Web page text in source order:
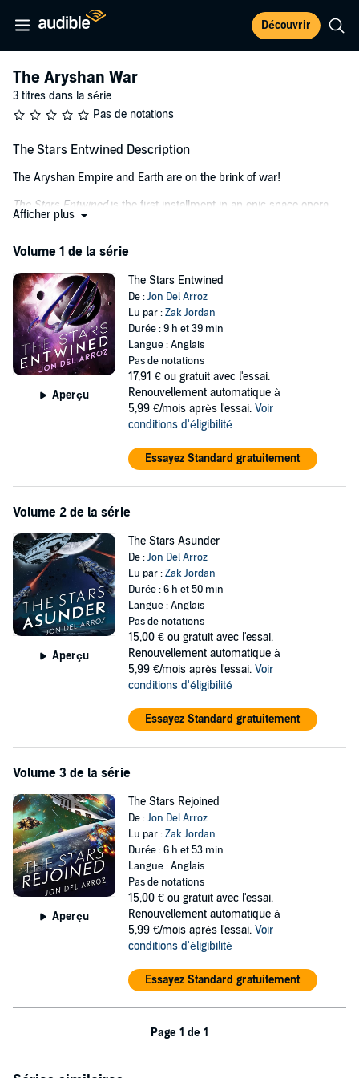
Découvrir
The Aryshan War
3 titres dans la série
Pas de notations
The Stars Entwined Description
The Aryshan Empire and Earth are on the brink of war!
The Stars Entwinedis the first installment in an epic space opera
series by multiple award-nominated science-fiction writer Jon Del
Larson, then you’ll love this epic adventure with action, intrigue, and
After several recent attacks along the border of Aryshan space,
internal affairs agent Sean Barrows is brought to Palmer Station to
ensure the Interplanetary Navy’s on the right track in their terrorism
investigations. What he discovers could lead to the biggest war the
galaxy has ever seen. Sean’s work leads him to his most dangerous
assignment yet—into the heart of Aryshan territory as a spy.
Meanwhile, Aryshan Commander Tamar is being groomed by the
Ruling Committee to one day assume leadership of her people. First,
increase with Earth, Tamar finds herself increasingly isolated as one
of the few in opposition to the war. Her troubles deepen when she
comes face-to-face with a new member of her crew, the most
Afficher plus
Volume 1 de la série
Aperçu
The Stars Entwined
De :Jon Del Arroz
Lu par :Zak Jordan
Durée : 9 h et 39 min
Langue : Anglais
Pas de notations
17,91 € ou gratuit avec l'essai.
Renouvellement automatique à
5,99 €/mois après l'essai. Voir
conditions d'éligibilité
Essayez Standard gratuitement
Volume 2 de la série
Aperçu
The Stars Asunder
De :Jon Del Arroz
Lu par :Zak Jordan
Durée : 6 h et 50 min
Langue : Anglais
Pas de notations
15,00 € ou gratuit avec l'essai.
Renouvellement automatique à
5,99 €/mois après l'essai. Voir
conditions d'éligibilité
Essayez Standard gratuitement
Volume 3 de la série
Aperçu
The Stars Rejoined
De :Jon Del Arroz
Lu par :Zak Jordan
Durée : 6 h et 53 min
Langue : Anglais
Pas de notations
15,00 € ou gratuit avec l'essai.
Renouvellement automatique à
5,99 €/mois après l'essai. Voir
conditions d'éligibilité
Essayez Standard gratuitement
Page 1 de 1